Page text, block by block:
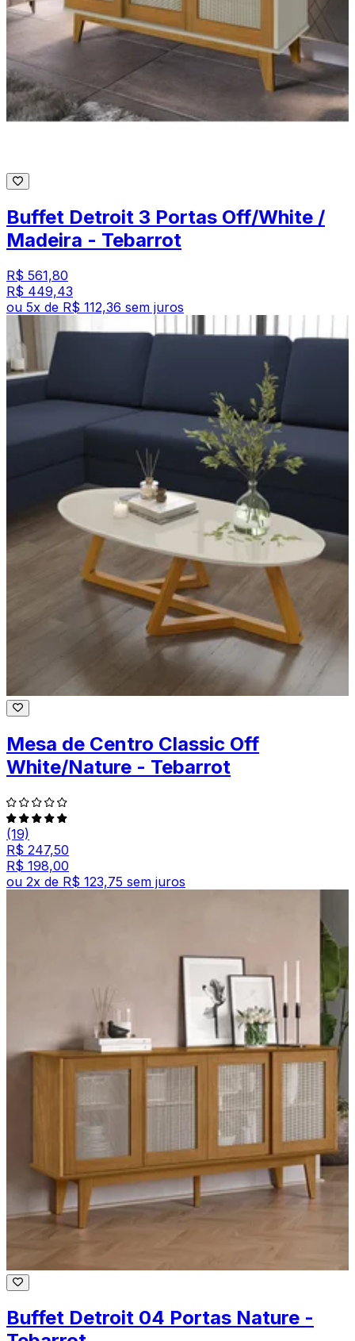
Buffet Detroit 3 Portas Off/White /
Madeira - Tebarrot
R$ 561,80
R$ 449,43
ou 5x de R$ 112,36 sem juros
Mesa de Centro Classic Off
White/Nature - Tebarrot
(19)
R$ 247,50
R$ 198,00
ou 2x de R$ 123,75 sem juros
Buffet Detroit 04 Portas Nature -